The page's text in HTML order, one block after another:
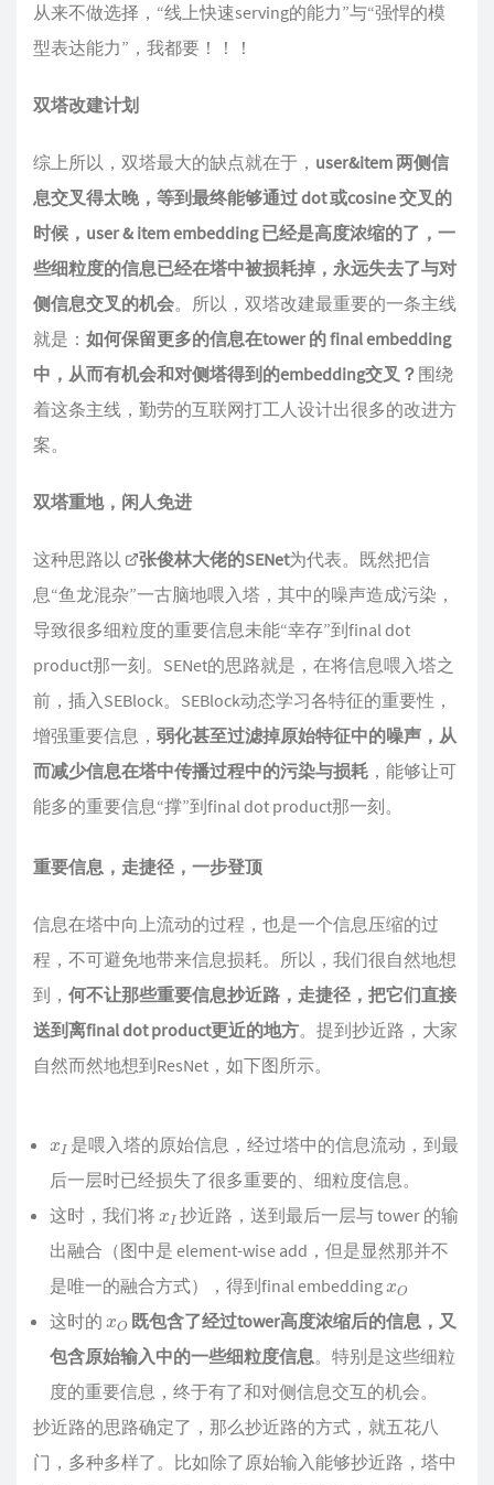
从来不做选择，“线上快速serving的能力”与“强悍的模
型表达能力”，我都要！！！
双塔改建计划
综上所以，双塔最大的缺点就在于， user&item 两侧信
息交叉得太晚，等到最终能够通过 dot 或cosine 交叉的
时候，user & item embedding 已经是高度浓缩的了，一
些细粒度的信息已经在塔中被损耗掉，永远失去了与对
侧信息交叉的机会。所以，双塔改建最重要的一条主线
就是： 如何保留更多的信息在tower 的 final embedding
中，从而有机会和对侧塔得到的embedding交叉？ 围绕
着这条主线，勤劳的互联网打工人设计出很多的改进方
案。
双塔重地，闲人免进
这种思路以 张俊林大佬的SENet为代表。既然把信
息“鱼龙混杂”一古脑地喂入塔，其中的噪声造成污染，
导致很多细粒度的重要信息未能“幸存”到final dot
product那一刻。SENet的思路就是，在将信息喂入塔之
前，插入SEBlock。SEBlock动态学习各特征的重要性，
增强重要信息， 弱化甚至过滤掉原始特征中的噪声，从
而减少信息在塔中传播过程中的污染与损耗 ，能够让可
能多的重要信息“撑”到final dot product那一刻。
重要信息，走捷径，一步登顶
信息在塔中向上流动的过程，也是一个信息压缩的过
程，不可避免地带来信息损耗。所以，我们很自然地想
到， 何不让那些重要信息抄近路，走捷径，把它们直接
送到离final dot product更近的地方。提到抄近路，大家
自然而然地想到ResNet，如下图所示。
是喂入塔的原始信息，经过塔中的信息流动，到最
后一层时已经损失了很多重要的、细粒度信息。
这时，我们将
抄近路，送到最后一层与 tower 的输
出融合（图中是 element-wise add，但是显然那并不
是唯一的融合方式），得到final embedding
这时的
既包含了经过tower高度浓缩后的信息，又
包含原始输入中的一些细粒度信息。特别是这些细粒
度的重要信息，终于有了和对侧信息交互的机会。
抄近路的思路确定了，那么抄近路的方式，就五花八
门，多种多样了。比如除了原始输入能够抄近路，塔中